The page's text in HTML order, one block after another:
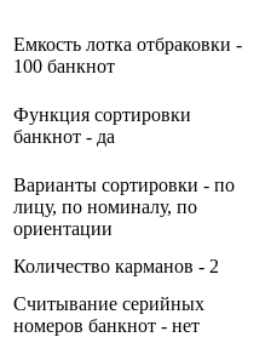
Емкость лотка отбраковки -
100 банкнот
Функция сортировки
банкнот - да
Варианты сортировки - по
лицу, по номиналу, по
ориентации
Количество карманов - 2
Считывание серийных
номеров банкнот - нет